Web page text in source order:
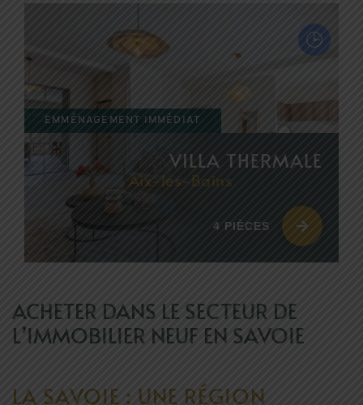
EMMÉNAGEMENT IMMÉDIAT
VILLA THERMALE
Aix-les-Bains
4 PIÈCES
ACHETER DANS LE SECTEUR DE
L’IMMOBILIER NEUF EN SAVOIE
LA SAVOIE : UNE RÉGION